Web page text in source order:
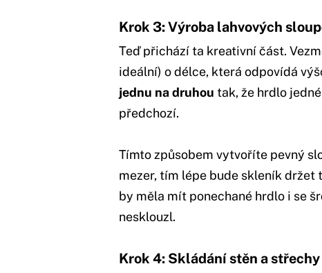
Krok 3: Výroba lahvových
Teď přichází ta kreativní část.
ideální) o délce, která odpovídá
jednu na druhou tak, že hrdlo
předchozí.
Tímto způsobem vytvoříte pevný
mezer, tím lépe bude skleník držet
by měla mít ponechané hrdlo i se
nesklouzl.
Krok 4: Skládání stěn a střechy